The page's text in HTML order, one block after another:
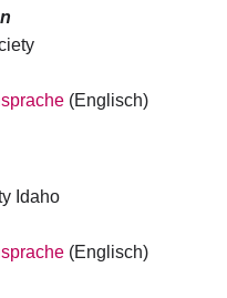
(Englisch)
Idaho
(Englisch)